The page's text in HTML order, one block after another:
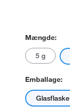
Mængde:
5 g
Emballage:
Glasflaske